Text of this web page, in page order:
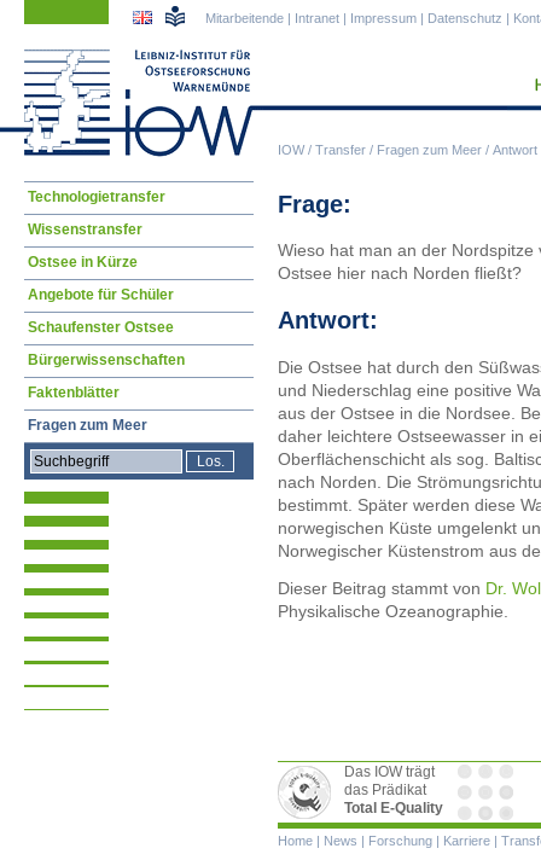
IOW/ Transfer / Fragen zum Meer / Antwort
Mitarbeitende | Intranet | Impressum | Datenschutz |
Frage:
Wieso hat man an der
Ostsee hier nach Norden fließt?
Antwort:
Die Ostsee hat durch den
und Niederschlag eine positive
aus der Ostsee in die Nordsee.
daher leichtere Ostseewasser in
Oberflächenschicht als sog.
nach Norden. Die
bestimmt. Später werden diese
norwegischen Küste umgelenkt
Norwegischer Küstenstrom aus
Dieser Beitrag stammt von Dr.
Physikalische Ozeanographie.
Navigation
überspringen
Technologietransfer
Wissenstransfer
Ostsee in Kürze
Angebote für Schüler
Schaufenster Ostsee
Bürgerwissenschaften
Faktenblätter
Fragen zum Meer
Das IOW trägt
das Prädikat
Total E-Quality
Navigation
überspringen
Home | News | Forschung | Karriere |